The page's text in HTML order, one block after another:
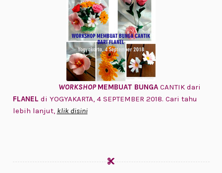
WORKSHOP MEMBUAT BUNGACANTIK dari
FLANEL di YOGYAKARTA, 4 SEPTEMBER 2018. Cari tahu
lebih lanjut, klik disini